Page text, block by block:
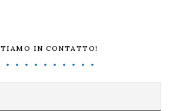
IN CONTATTO!